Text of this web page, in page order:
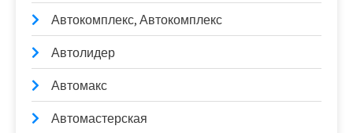
Автокомплекс, Автокомплекс
Автолидер
Автомакс
Автомастерская